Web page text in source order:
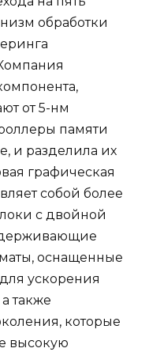
обработки
от 5-нм
памяти
и разделила их
графическая
собой более
с двойной
оснащенные
ускорения
также
которые
высокую